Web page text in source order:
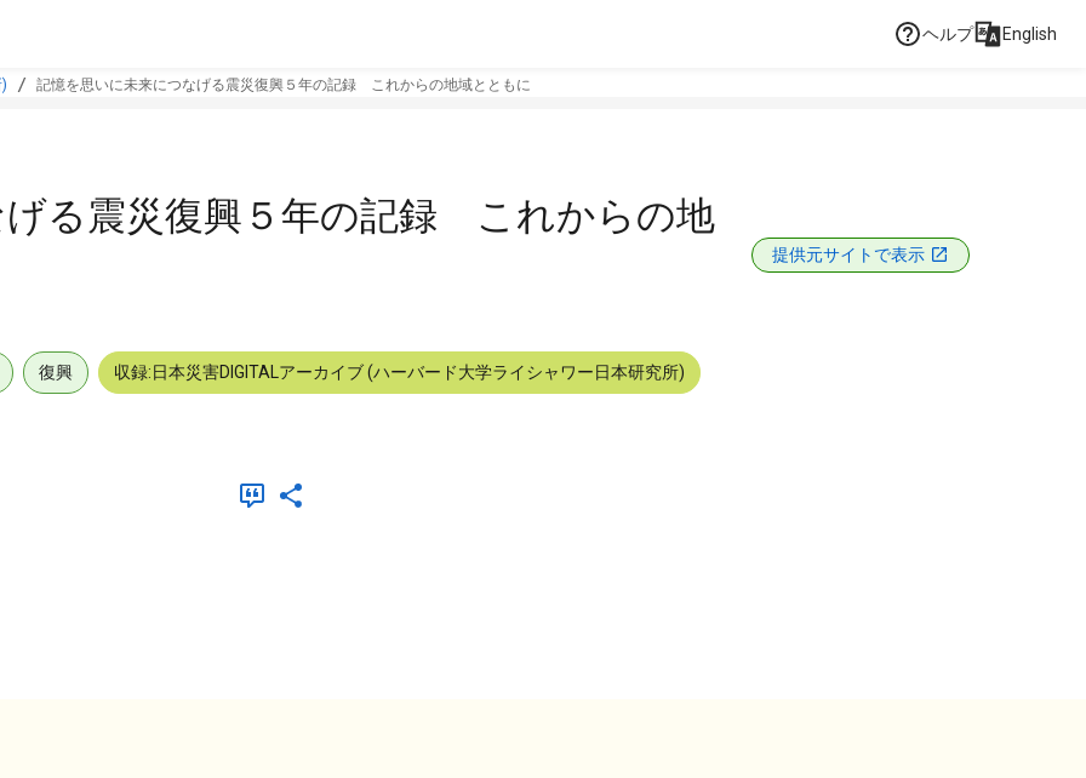
ヘルプ English
記憶を思いに未来につなげる震災復興５年の記録 これからの地域とともに
る震災復興５年の記録 これからの地
提供元サイトで表示
復興 収録:日本災害DIGITALアーカイブ (ハーバード大学ライシャワー日本研究所)